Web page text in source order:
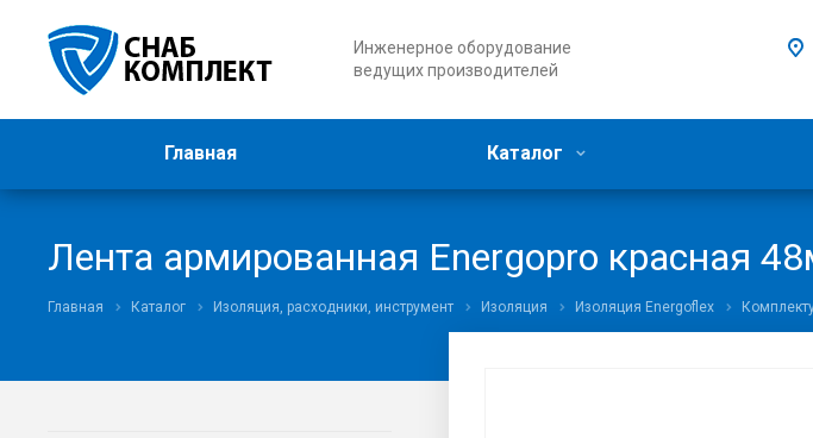
Инженерное оборудование
ведущих производителей
Главная Каталог
Лента армированная Energopro красная
Главная Каталог Изоляция, расходники, инструмент Изоляция Изоляция Energoflex